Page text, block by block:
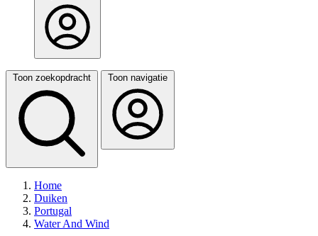
Toon zoekopdracht Toon navigatie
Home
Duiken
Portugal
Water And Wind